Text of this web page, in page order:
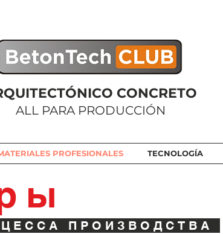
CONCRETO
ALL PARA PRODUCCIÓN
PROFESIONALES TECNOLOGÍA
ПРОИЗВОДСТВА